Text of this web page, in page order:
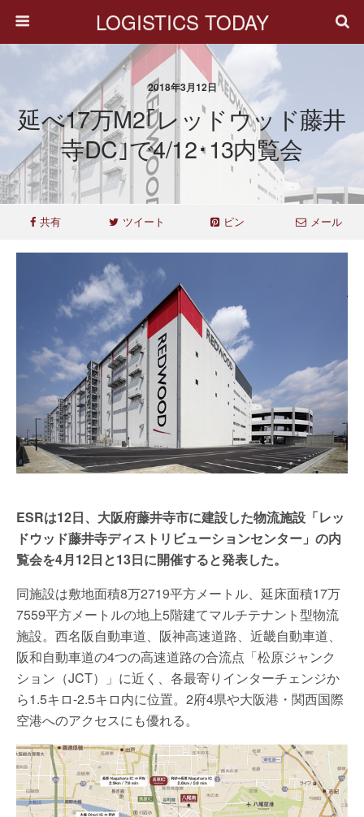
LOGISTICS TODAY
2018年3月12日
延べ17万m2｢レッドウッド藤井
寺DC｣で4/12･13内覧会
共有 ツイート ピン メール
ESRは12日、大阪府藤井寺市に建設した物流施設「レッ
ドウッド藤井寺ディストリビューションセンター」の内
覧会を4月12日と13日に開催すると発表した。
同施設は敷地面積8万2719平方メートル、延床面積17万
7559平方メートルの地上5階建てマルチテナント型物流
施設。西名阪自動車道、阪神高速道路、近畿自動車道、
阪和自動車道の4つの高速道路の合流点「松原ジャンク
ション（JCT）」に近く、各最寄りインターチェンジか
ら1.5キロ-2.5キロ内に位置。2府4県や大阪港・関西国際
空港へのアクセスにも優れる。